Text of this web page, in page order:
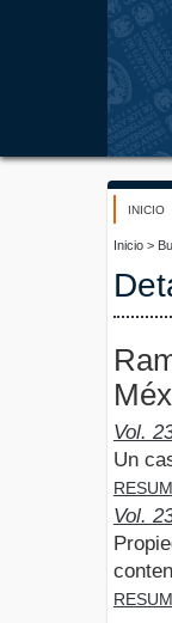
INICIO
Inicio >
Vol.
Un
Vol.